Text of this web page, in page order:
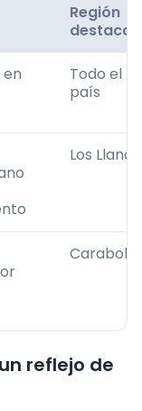
Región
Todo el
país
Los Llanos
Carabobo
reflejo de